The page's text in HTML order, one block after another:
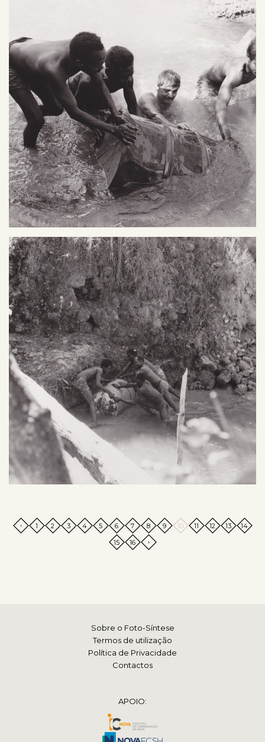
‹ 1 2 3 4 5 6 7 8 9 10 11 12 13
14
15
16 ›
Sobre o Foto-Síntese
Termos de utilização
Política de Privacidade
Contactos
APOIO: